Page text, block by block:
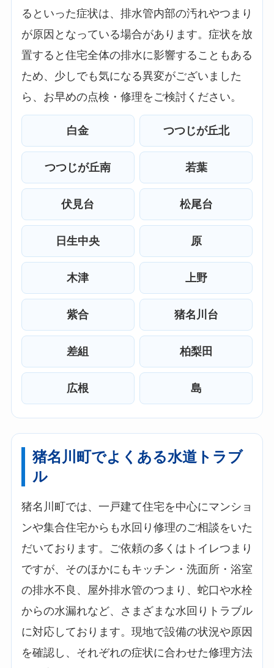
るといった症状は、排水管内部の汚れやつまり
が原因となっている場合があります。症状を放
置すると住宅全体の排水に影響することもある
ため、少しでも気になる異変がございました
ら、お早めの点検・修理をご検討ください。
白金 つつじが丘北
つつじが丘南 若葉
伏見台 松尾台
日生中央 原
木津 上野
紫合 猪名川台
差組 柏梨田
広根 島
猪名川町でよくある水道トラブ
ル
猪名川町では、一戸建て住宅を中心にマンショ
ンや集合住宅からも水回り修理のご相談をいた
だいております。ご依頼の多くはトイレつまり
ですが、そのほかにもキッチン・洗面所・浴室
の排水不良、屋外排水管のつまり、蛇口や水栓
からの水漏れなど、さまざまな水回りトラブル
に対応しております。現地で設備の状況や原因
を確認し、それぞれの症状に合わせた修理方法